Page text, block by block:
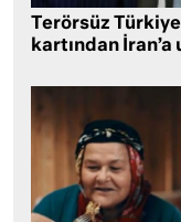
Terörsüz
kartından